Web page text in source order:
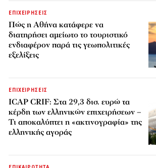
ΕΠΙΧΕΙΡΗΣΕΙΣ
Πώς η Αθήνα κατάφερε να
διατηρήσει αμείωτο το τουριστικό
ενδιαφέρον παρά τις γεωπολιτικές
εξελίξεις
ΕΠΙΧΕΙΡΗΣΕΙΣ
ICAP CRIF: Στα 29,3 δισ. ευρώ τα
κέρδη των ελληνικών επιχειρήσεων –
Τι αποκαλύπτει η «ακτινογραφία» της
ελληνικής αγοράς